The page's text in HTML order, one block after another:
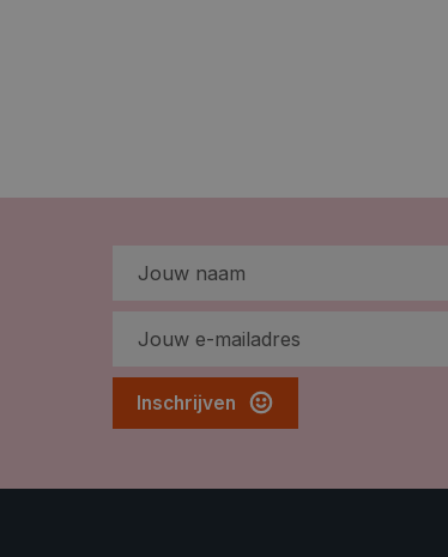
Inschrijven